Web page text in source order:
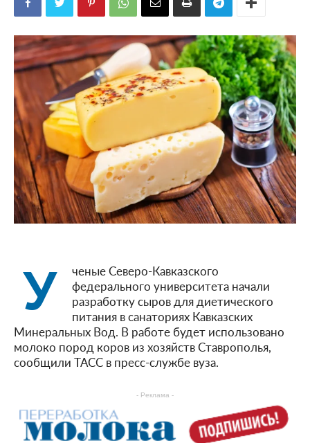
У
ченые Северо-Кавказского
федерального университета начали
разработку сыров для диетического
питания в санаториях Кавказских
Минеральных Вод. В работе будет использовано
молоко пород коров из хозяйств Ставрополья,
сообщили ТАСС в пресс-службе вуза.
- Реклама -